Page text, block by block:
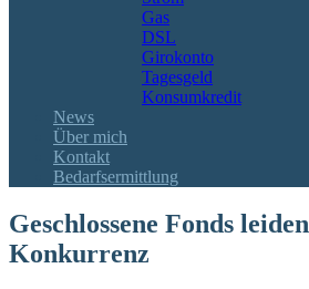
Gas
DSL
Girokonto
Tagesgeld
Konsumkredit
News
Über mich
Kontakt
Bedarfsermittlung
Geschlossene Fonds
Konkurrenz